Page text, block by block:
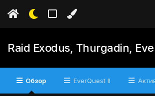
Raid Exodus, Thurgadin,
Обзор EverQuest II